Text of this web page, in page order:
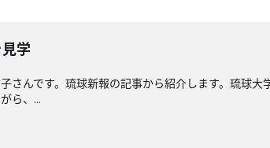
学
んです。琉球新報の記事から紹介します。琉球
ら、...